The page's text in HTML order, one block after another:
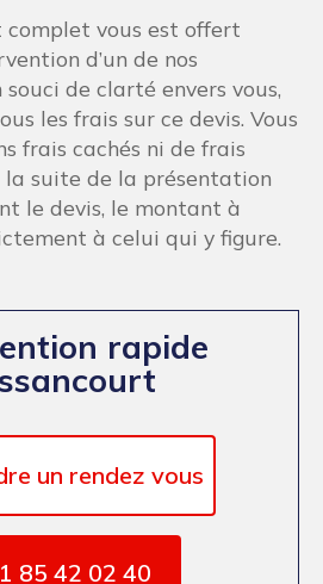
vous est offert
d’un de nos
de clarté envers vous,
les frais sur ce devis. Vous
frais cachés ni de frais
suite de la présentation
le devis, le montant à
à celui qui y figure.
rapide
un rendez vous
85 42 02 40